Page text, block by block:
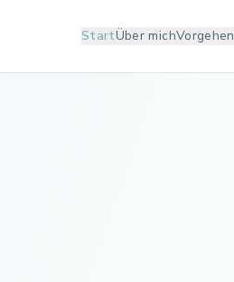
StartÜber michVorgehen